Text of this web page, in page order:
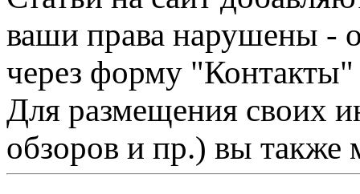
ваши права нарушены -
через форму "Контакты"
Для размещения своих
обзоров и пр.) вы также